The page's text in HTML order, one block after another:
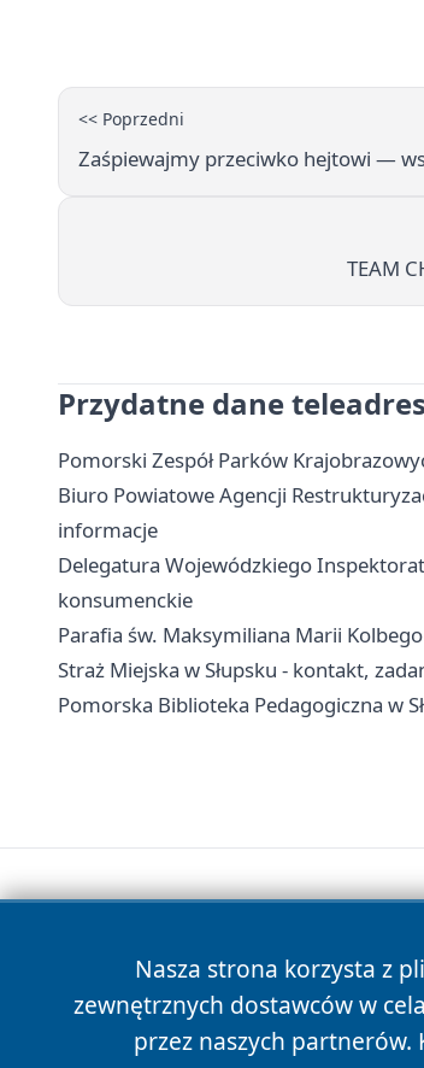
<< Poprzedni
Zaśpiewajmy przeciwko hejtowi —
TEAM
Przydatne dane
Pomorski Zespół Parków
Biuro Powiatowe Agencji
informacje
Delegatura Wojewódzkiego
konsumenckie
Parafia św. Maksymiliana Marii
Straż Miejska w Słupsku - kontakt,
Pomorska Biblioteka Pedagogiczna w
Nasza strona korzysta z
zewnętrznych dostawców w
przez naszych partnerów.